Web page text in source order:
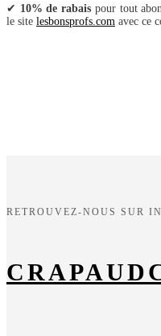
✔ 10% de rabais pour tout
le site lesbonsprofs.com avec ce
RETROUVEZ-NOUS SUR